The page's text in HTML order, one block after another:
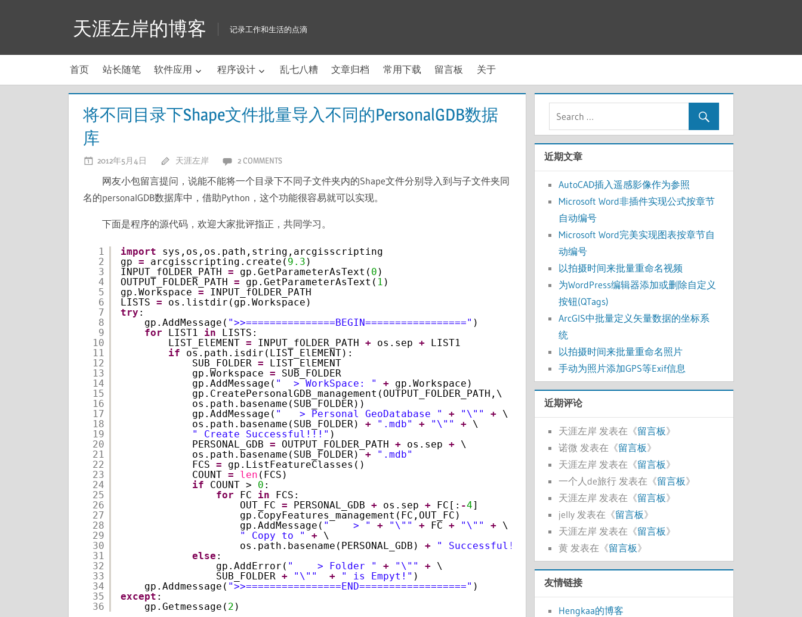
天涯左岸的博客 记录工作和生活的点滴
首页 站长随笔 软件应用 程序设计 乱七八糟 文章归档 常用下载 留言板 关于
将不同目录下Shape文件批量导入不同的PersonalGDB数据
库
2012年5月4日 天涯左岸 2 COMMENTS
网友小包留言提问，说能不能将一个目录下不同子文件夹内的Shape文件分别导入到与子文件夹同
名的personalGDB数据库中，借助Python，这个功能很容易就可以实现。
下面是程序的源代码，欢迎大家批评指正，共同学习。
1
2
3
4
5
6
7
8
9
10
11
12
13
14
15
16
17
18
19
20
21
22
23
24
25
26
27
28
29
30
31
32
33
34
35
36
import
sys,os,os.path,string,arcgisscripting
gp = arcgisscripting.create( 9.3 )
INPUT_fOLDER_PATH = gp.GetParameterAsText( 0 )
OUTPUT_FOLDER_PATH = gp.GetParameterAsText( 1 )
gp.Workspace =
INPUT_fOLDER_PATH
LISTS =
os.listdir(gp.Workspace)
try :
gp.AddMessage( ">>===============BEGIN=================" )
for
LIST1 in
LISTS:
LIST_ElEMENT = INPUT_fOLDER_PATH + os.sep + LIST1
if
os.path.isdir(LIST_ElEMENT):
SUB_FOLDER =
LIST_ElEMENT
gp.Workspace =
SUB_FOLDER
gp.AddMessage( "  > WorkSpace: " + gp.Workspace)
gp.CreatePersonalGDB_management(OUTPUT_FOLDER_PATH,\
os.path.basename(SUB_FOLDER))
gp.AddMessage( "   > Personal GeoDatabase " + "\"" + \
os.path.basename(SUB_FOLDER) + ".mdb" + "\"" + \
" Create Successful!!!" )
PERSONAL_GDB = OUTPUT_FOLDER_PATH + os.sep + \
os.path.basename(SUB_FOLDER) +
".mdb"
FCS =
gp.ListFeatureClasses()
COUNT = len (FCS)
if
COUNT > 0 :
for
FC in
FCS:
OUT_FC = PERSONAL_GDB + os.sep + FC[: -4]
gp.CopyFeatures_management(FC,OUT_FC)
gp.AddMessage( "    > " + "\"" + FC + "\"" + \
" Copy to "
+ \
os.path.basename(PERSONAL_GDB) + " Successful!!!"
else :
gp.AddError( "    > Folder " + "\"" + \
SUB_FOLDER + "\"" + " is Empyt!" )
gp.Addmessage( ">>================END==================" )
except :
gp.Getmessage( 2 )
近期文章
AutoCAD插入遥感影像作为参照
Microsoft Word非插件实现公式按章节
自动编号
Microsoft Word完美实现图表按章节自
动编号
以拍摄时间来批量重命名视频
为WordPress编辑器添加或删除自定义
按钮(QTags)
ArcGIS中批量定义矢量数据的坐标系
统
以拍摄时间来批量重命名照片
手动为照片添加GPS等Exif信息
近期评论
天涯左岸 发表在《留言板》
诺微 发表在《留言板》
天涯左岸 发表在《留言板》
一个人de旅行 发表在《留言板》
天涯左岸 发表在《留言板》
jelly 发表在《留言板》
天涯左岸 发表在《留言板》
黄 发表在《留言板》
友情链接
Hengkaa的博客